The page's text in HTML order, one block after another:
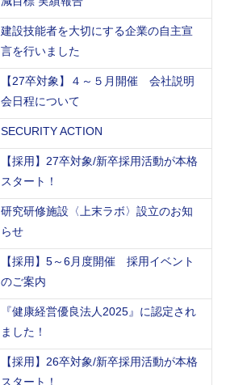
建設技能者を大切にする企業の自主宣
言を行いました
【27卒対象】４～５月開催 会社説明
会日程について
SECURITY ACTION
【採用】27卒対象/新卒採用活動が本格
スタート！
研究研修施設〈上末ラボ〉設立のお知
らせ
【採用】5～6月度開催 採用イベント
のご案内
『健康経営優良法人2025』に認定され
ました！
【採用】26卒対象/新卒採用活動が本格
スタート！